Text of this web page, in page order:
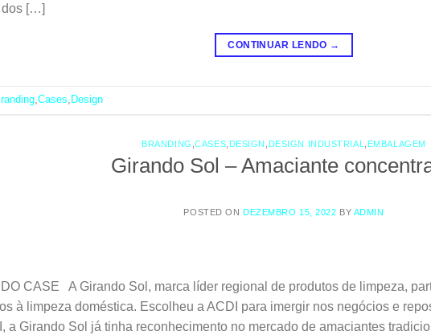
dos […]
CONTINUAR LENDO →
,Cases, Design
BRANDING ,CASES DESIGN DESIGN INDUSTRIAL EMBALAGEM
Girando Sol – Amaciante
POSTED ON DEZEMBRO 15, 2022 BY ADMIN
CASE A Girando Sol, marca líder regional de produtos de limpeza,
à limpeza doméstica. Escolheu a ACDI para imergir nos negócios e
a Girando Sol já tinha reconhecimento no mercado de amaciantes